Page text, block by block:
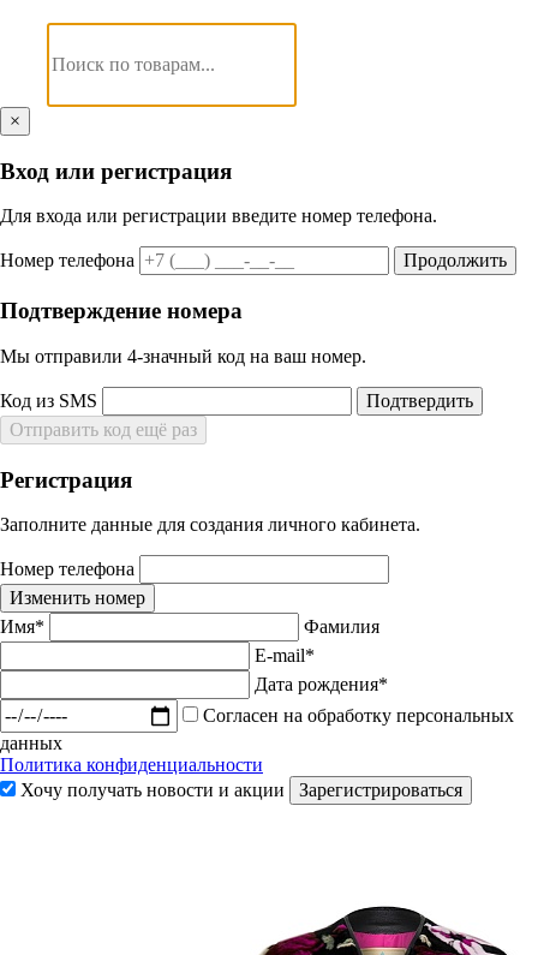
×
Вход или регистрация
Для входа или регистрации введите номер телефона.
Номер телефона Продолжить
Подтверждение номера
Мы отправили 4‑значный код на ваш номер.
Код из SMS
Подтвердить
Отправить код ещё раз
Регистрация
Заполните данные для создания личного кабинета.
Номер телефона
Изменить номер
Имя*
Фамилия
E-mail*
Дата рождения*
Согласен на обработку персональных
данных
Политика конфиденциальности
Хочу получать новости и акции
Зарегистрироваться